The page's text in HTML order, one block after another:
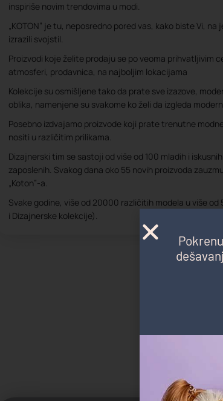
inspiriše novim trendovima u modi.
„KOTON” je tu, neposredno pored vas, kako biste Vi,
izrazili svoj​​stil.
Proizvodi koje želite prodaju se po veoma prihvatljivim
atmosferi, prodavnica, na najboljim lokacijama
Kolekcije su osmišljene tako da prate sve izazove,
oblika, namenjene su svakome ko želi da izgleda
Posebno izdvajamo proizvode koji prate trenutne
nositi u različitim prilikama.
Dizajnerski tim se sastoji od više od 100 mladih i
zaposlenih. Svakog dana oko 55 novih proizvoda
„Koton”-a.
Svake godine, više od 20000 različitih modela u više
i Dizajnerske kolekcije).